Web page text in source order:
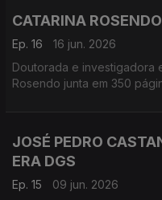
CATARINA
Ep. 16
16 jun. 2026
Doutorada e investigadora
Rosendo junta em 350
JOSÉ PEDRO
ERA DGS
Ep. 15
09 jun. 2026